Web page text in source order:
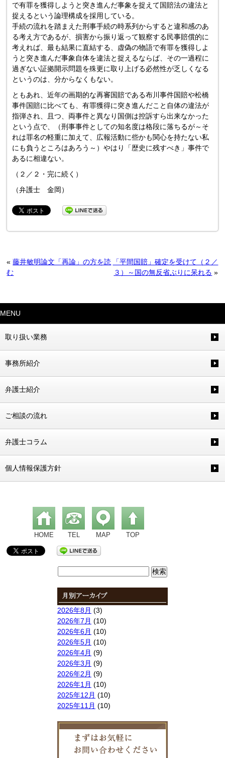
で有罪を獲得しようと突き進んだ事象を捉えて国賠法の違法と
捉えるという論理構成を採用している。
手続の流れを踏まえた刑事手続の時系列からすると違和感のあ
る考え方であるが、損害から振り返って観察する民事賠償的に
考えれば、最も結果に直結する、虚偽の物語で有罪を獲得しよ
うと突き進んだ事象自体を違法と捉えるならば、その一過程に
過ぎない証拠開示問題を殊更に取り上げる必然性が乏しくなる
というのは、分からなくもない。
ともあれ、近年の画期的な再審国賠である布川事件国賠や松橋
事件国賠に比べても、有罪獲得に突き進んだこと自体の違法が
指弾され、且つ、両事件と異なり国側は控訴すら出来なかった
という点で、（刑事事件としての知名度は格段に落ちるが～そ
れは罪名の軽重に加えて、広報活動に些かも関心を持たない私
にも負うところはあろう～）やはり「歴史に残すべき」事件で
あるに相違ない。
（２／２・完に続く）
（弁護士 金岡）
«藤井敏明論文「再論」の方を読
む
「平間国賠」確定を受けて（２／
３）～国の無反省ぶりに呆れる »
MENU
取り扱い業務
事務所紹介
弁護士紹介
ご相談の流れ
弁護士コラム
個人情報保護方針
HOME TEL MAP TOP
2026年8月 (3)
2026年7月 (10)
2026年6月 (10)
2026年5月 (10)
2026年4月 (9)
2026年3月 (9)
2026年2月 (9)
2026年1月 (10)
2025年12月 (10)
2025年11月 (10)
2025年8月(9)
2025年7月(10)